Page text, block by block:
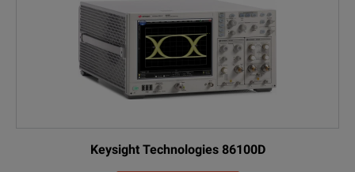
Keysight Technologies 86100D